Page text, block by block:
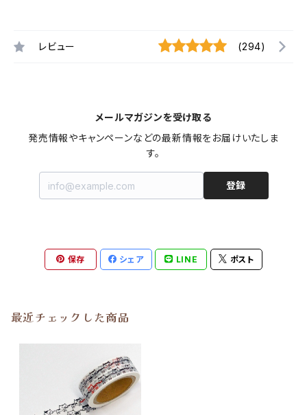
レビュー (294)
メールマガジンを受け取る
発売情報やキャンペーンなどの最新情報をお届けいたしま
す。
登録
保存 シェア LINE ポスト
最近チェックした商品